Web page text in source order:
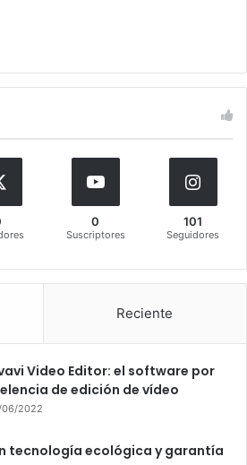
0
Suscriptores
101
Seguidores
Reciente
Video Editor: el software por
de edición de vídeo
06/2022
tecnología ecológica y garantía